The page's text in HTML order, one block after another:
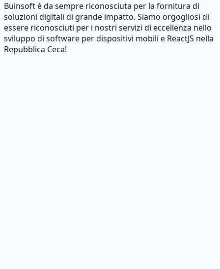
Buinsoft è da sempre riconosciuta per la fornitura di
soluzioni digitali di grande impatto. Siamo orgogliosi di
essere riconosciuti per i nostri servizi di eccellenza nello
sviluppo di software per dispositivi mobili e ReactJS nella
Repubblica Ceca!